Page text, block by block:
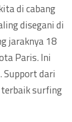
di cabang
disegani di
jaraknya 18
Paris. Ini
Support dari
surfing